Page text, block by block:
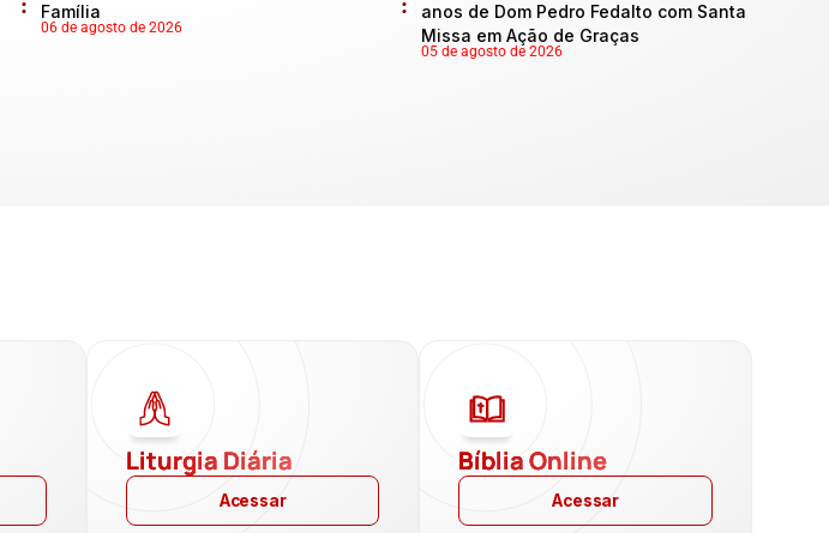
Família
06 de agosto de 2026
anos de Dom Pedro Fedalto com Santa
Missa em Ação de Graças
05 de agosto de 2026
Liturgia Diária
Acessar
Bíblia Online
Acessar